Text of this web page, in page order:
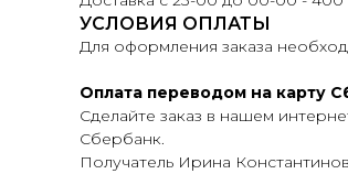
УСЛОВИЯ ОПЛАТЫ
Для оформления заказа
Оплата переводом на карту
Сделайте заказ в нашем
Сбербанк.
Получатель Ирина